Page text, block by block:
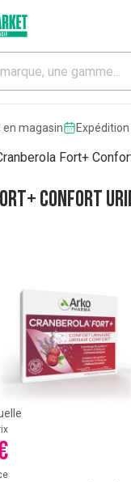
en magasin
Fort+
Confort